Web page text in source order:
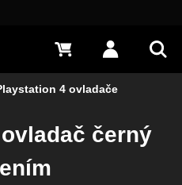
Přihlásit
0 Kč
4 ovladače
černý